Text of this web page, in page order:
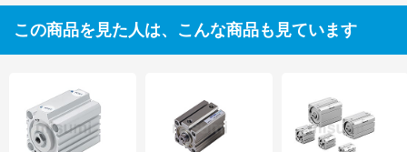
この商品を見た人は、こんな商品も見ています